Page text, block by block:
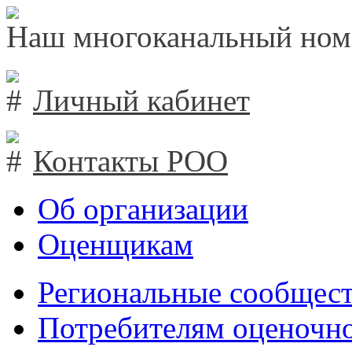
Наш многоканальный
Личный кабинет
Контакты РОО
Об организации
Оценщикам
Региональные
Потребителям